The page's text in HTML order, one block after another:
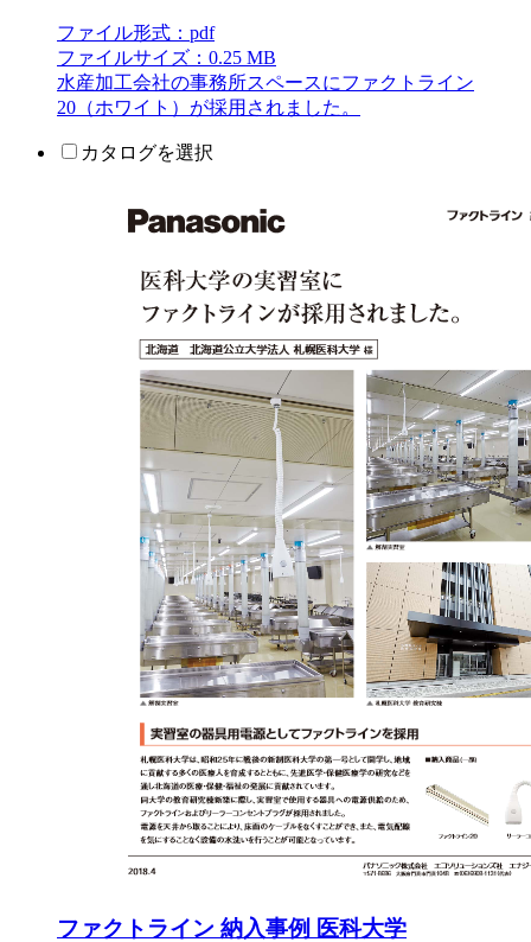
ファイル形式：pdf
ファイルサイズ：0.25 MB
水産加工会社の事務所スペースにファクトライン
20（ホワイト）が採用されました。
カタログを選択
ファクトライン 納入事例 医科大学